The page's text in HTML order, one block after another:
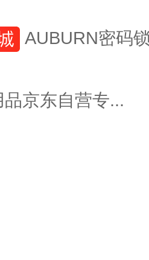
AUBURN密码
京东自营专...